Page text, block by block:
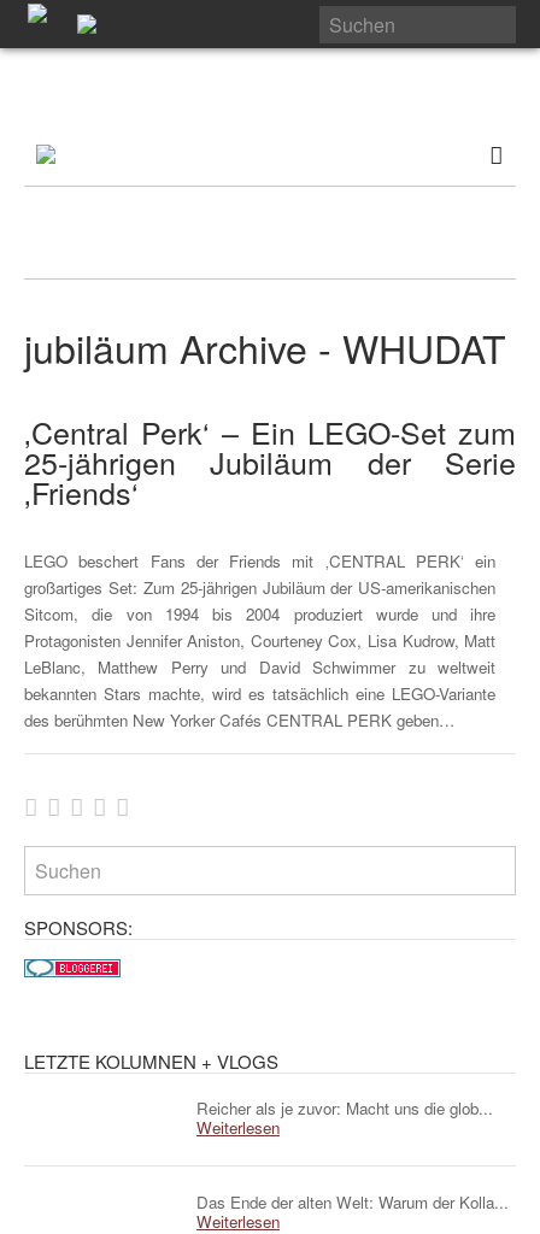
jubiläum Archive - WHUDAT
‚Central Perk‘ – Ein LEGO-Set zum
25-jährigen Jubiläum der Serie
‚Friends‘
LEGO beschert Fans der Friends mit ‚CENTRAL PERK‘ ein
großartiges Set: Zum 25-jährigen Jubiläum der US-amerikanischen
Sitcom, die von 1994 bis 2004 produziert wurde und ihre
Protagonisten Jennifer Aniston, Courteney Cox, Lisa Kudrow, Matt
LeBlanc, Matthew Perry und David Schwimmer zu weltweit
bekannten Stars machte, wird es tatsächlich eine LEGO-Variante
des berühmten New Yorker Cafés CENTRAL PERK geben…
SPONSORS:
LETZTE KOLUMNEN + VLOGS
Reicher als je zuvor: Macht uns die glob...
Weiterlesen
Das Ende der alten Welt: Warum der Kolla...
Weiterlesen